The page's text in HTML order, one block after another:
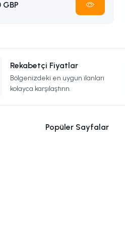
Rekabetçi Fiyatlar
Bölgenizdeki en uygun ilanları
kolayca karşılaştırın.
Popüler Sayfalar